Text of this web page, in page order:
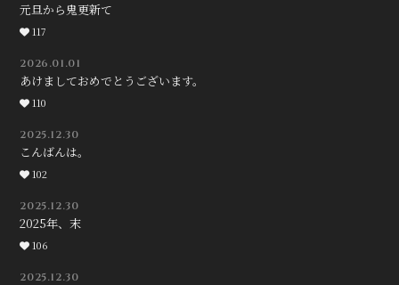
元旦から鬼更新て
117
2026.01.01
あけましておめでとうございます。
110
2025.12.30
こんばんは。
102
2025.12.30
2025年、末
106
2025.12.30